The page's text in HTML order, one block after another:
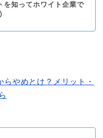
を知ってホワイト企業で
やめとけ？メリット・